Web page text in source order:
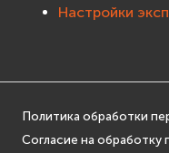
Параметры
Android
Настройки
Политика обработки
Согласие на обработку